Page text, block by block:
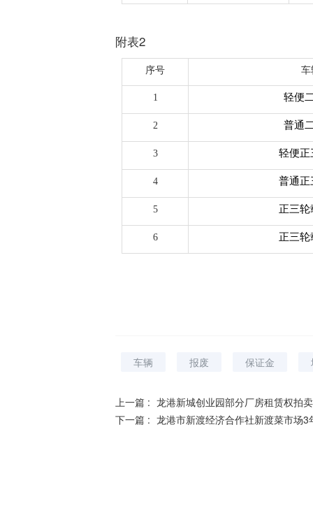
附表2
序号 车
1 轻便
2 普通
3 轻便正
4 普通正
5 正三轮
6 正三轮
车辆 报废 保证金
上一篇 : 龙港新城创业园部分厂房租赁权拍
下一篇 : 龙港市新渡经济合作社新渡菜市场